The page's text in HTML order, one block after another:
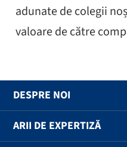
adunate de colegii
valoare de către
DESPRE NOI
ARII DE EXPERTIZĂ